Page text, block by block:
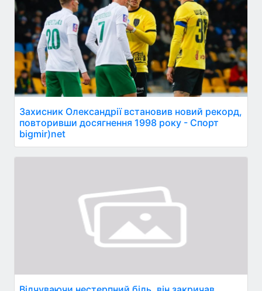
Захисник Олександрії встановив новий рекорд,
повторивши досягнення 1998 року - Спорт
bigmir)net